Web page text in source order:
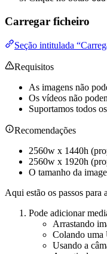
Carregar ficheiro
Seção intitulada
Requisitos
As imagens não
Os vídeos não
Suportamos todos
Recomendações
2560w x 1440h
2560w x 1920h
O tamanho da
Aqui estão os passos
Pode adicionar
Arrastando
Colando uma
Usando a